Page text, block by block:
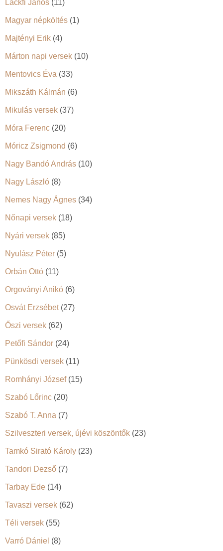
Lackfi János (11)
Magyar népköltés (1)
Majtényi Erik (4)
Márton napi versek (10)
Mentovics Éva (33)
Mikszáth Kálmán (6)
Mikulás versek (37)
Móra Ferenc (20)
Móricz Zsigmond (6)
Nagy Bandó András (10)
Nagy László (8)
Nemes Nagy Ágnes (34)
Nőnapi versek (18)
Nyári versek (85)
Nyulász Péter (5)
Orbán Ottó (11)
Orgoványi Anikó (6)
Osvát Erzsébet(27)
Őszi versek (62)
Petőfi Sándor (24)
Pünkösdi versek (11)
Romhányi József(15)
Szabó Lőrinc (20)
Szabó T. Anna (7)
Szilveszteri versek, újévi köszöntők (23)
Tamkó Sirató Károly (23)
Tandori Dezső (7)
Tarbay Ede (14)
Tavaszi versek (62)
Téli versek (55)
Varró Dániel (8)